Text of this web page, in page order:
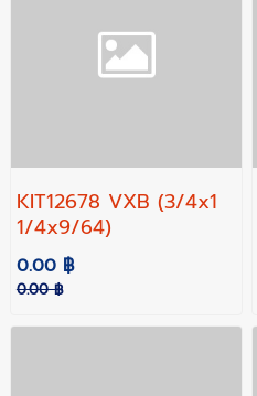
KIT12678 VXB (3/4x1
1/4x9/64)
0.00 ฿
0.00 ฿